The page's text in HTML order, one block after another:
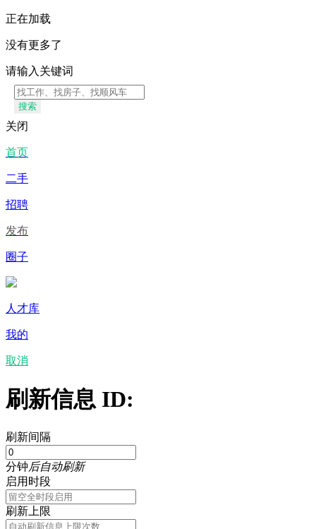
正在加载
没有更多了
请输入关键词
搜索
关闭
首页
二手
招聘
发布
圈子
人才库
我的
取消
刷新信息 ID:
刷新间隔
分钟后自动刷新
启用时段
刷新上限